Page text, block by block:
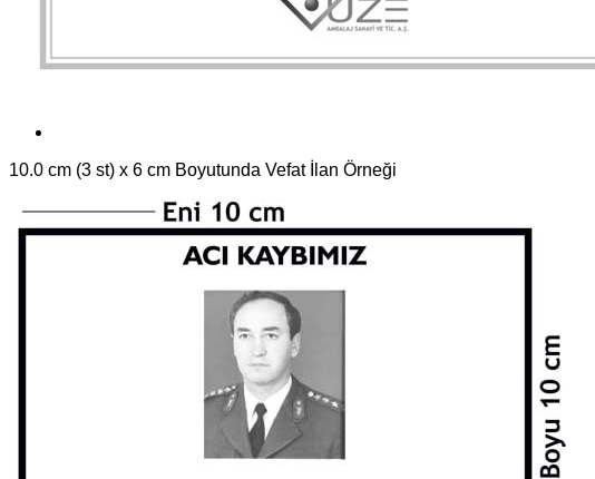
10.0 cm (3 st) x 6 cm Boyutunda Vefat İlan Örneği